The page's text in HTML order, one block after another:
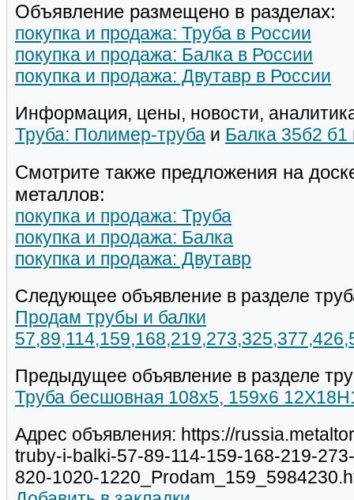
Объявление размещено в разделах:
покупка и продажа: Труба в России
покупка и продажа: Балка в России
покупка и продажа: Двутавр в России
Информация, цены, новости,
Труба: Полимер-труба и Балка 35б2 б1
Смотрите также предложения на
металлов:
покупка и продажа: Труба
покупка и продажа: Балка
покупка и продажа: Двутавр
Следующее объявление в разделе
Продам трубы и балки
Предыдущее объявление в разделе
Труба бесшовная 108х5, 159х6
Адрес объявления: https://
truby-i-balki-57-89-114-159-168-219-
820-1020-